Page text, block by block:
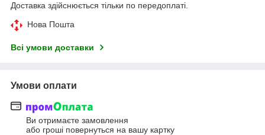
Доставка здійснюється тільки по передоплаті.
Нова Пошта
Всі умови доставки
Умови оплати
Ви отримаєте замовлення
або гроші повернуться на вашу картку